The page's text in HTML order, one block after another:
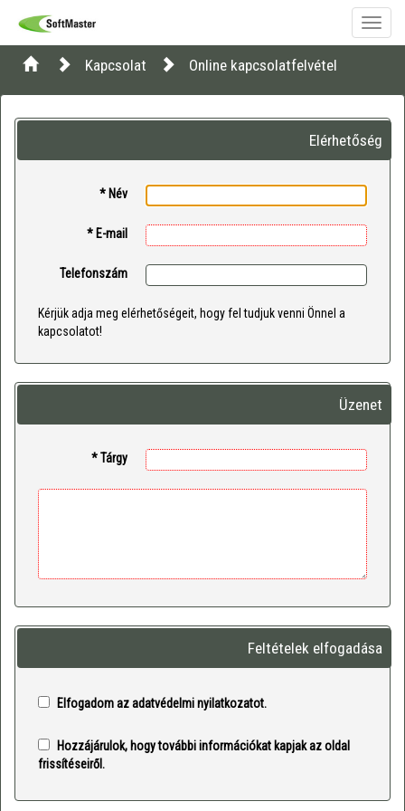
Toggle
Kapcsolat Online kapcsolatfelvétel
Elérhetőség
* Név
* E-mail
Telefonszám
Kérjük adja meg elérhetőségeit, hogy fel tudjuk venni Önnel a
kapcsolatot!
Üzenet
* Tárgy
Feltételek elfogadása
Elfogadom az adatvédelmi nyilatkozatot.
Hozzájárulok, hogy további információkat kapjak az oldal
frissítéseiről.